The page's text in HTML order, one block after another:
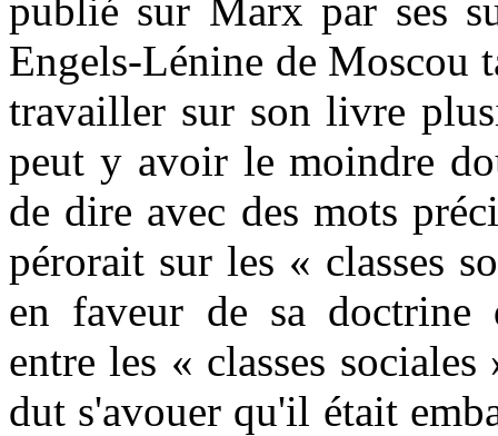
publié sur Marx par ses
Engels-Lénine de Moscou
travailler sur son livre
peut y avoir le moindre
de dire avec des mots
pérorait sur les « classes
en faveur de sa doctrine
entre les « classes
dut s'avouer qu'il était